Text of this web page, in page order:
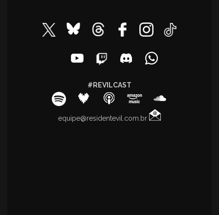
#REVILCAST
equipe@residentevil.com.br